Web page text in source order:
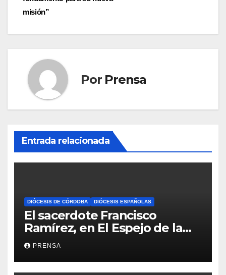
misión”
Por Prensa
Entrada relacionada
DIÓCESIS DE CÓRDOBA DIÓCESIS ESPAÑOLAS
El sacerdote Francisco
Ramírez, en El Espejo de la
Iglesia
PRENSA